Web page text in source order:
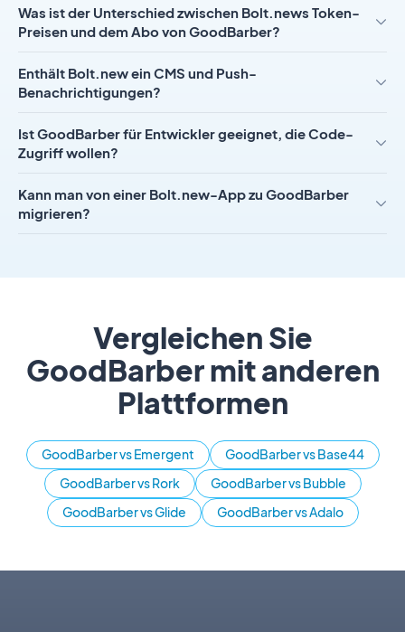
Was ist der Unterschied zwischen Bolt.news Token-
Preisen und dem Abo von GoodBarber?
Enthält Bolt.new ein CMS und Push-
Benachrichtigungen?
Ist GoodBarber für Entwickler geeignet, die Code-
Zugriff wollen?
Kann man von einer Bolt.new-App zu GoodBarber
migrieren?
Vergleichen Sie
GoodBarber mit anderen
Plattformen
GoodBarber vs Emergent
GoodBarber vs Base44
GoodBarber vs Rork
GoodBarber vs Bubble
GoodBarber vs Glide
GoodBarber vs Adalo